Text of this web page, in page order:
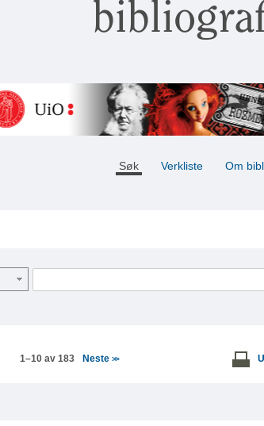
Søk Verkliste Om
1–10 av 183 Neste >>